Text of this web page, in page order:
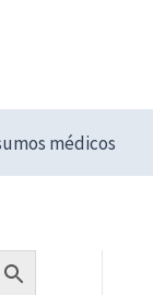
médicos